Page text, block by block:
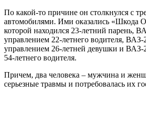
По какой-то причине он столкнулся с
автомобилями. Ими оказались «Шкода
которой находился 23-летний парень,
управлением 22-летнего водителя, ВАЗ-
управлением 26-летней девушки и ВАЗ-
54-летнего водителя.
Причем, два человека – мужчина и
серьезные травмы и потребовалась их